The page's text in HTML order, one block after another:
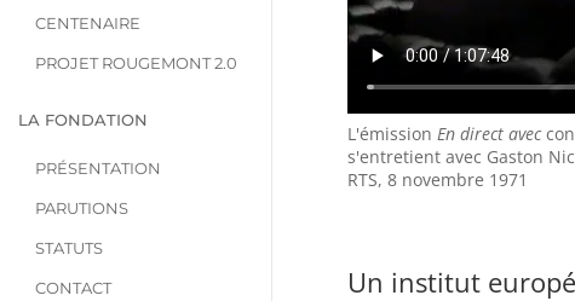
CENTENAIRE
PROJET ROUGEMONT 2.0
LA FONDATION
PRÉSENTATION
PARUTIONS
STATUTS
CONTACT
L'émission En direct avec
s'entretient avec Gaston
RTS, 8 novembre 1971
Un institut